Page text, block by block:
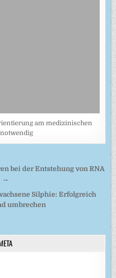
am medizinischen
bei der Entstehung von RNA
→
Silphie: Erfolgreich
umbrechen